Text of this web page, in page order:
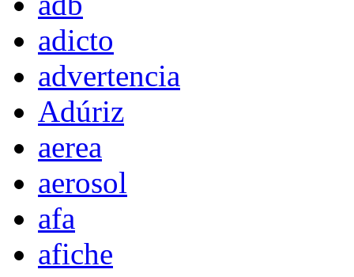
adicto
advertencia
Adúriz
aerea
aerosol
afa
afiche